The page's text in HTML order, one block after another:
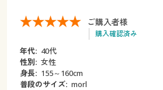
ご購入者様
購入確認済み
年代: 40代
性別: 女性
身長: 155～160cm
普段のサイズ: morl